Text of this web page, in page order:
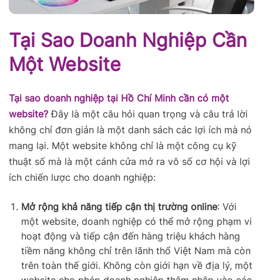
Tại Sao Doanh Nghiệp Cần
Một Website
Tại sao doanh nghiệp tại Hồ Chí Minh cần có một
website? Đây là một câu hỏi quan trọng và câu trả lời
không chỉ đơn giản là một danh sách các lợi ích mà nó
mang lại. Một website không chỉ là một công cụ kỹ
thuật số mà là một cánh cửa mở ra vô số cơ hội và lợi
ích chiến lược cho doanh nghiệp:
Mở rộng khả năng tiếp cận thị trường online: Với
một website, doanh nghiệp có thể mở rộng phạm vi
hoạt động và tiếp cận đến hàng triệu khách hàng
tiềm năng không chỉ trên lãnh thổ Việt Nam mà còn
trên toàn thế giới. Không còn giới hạn về địa lý, một